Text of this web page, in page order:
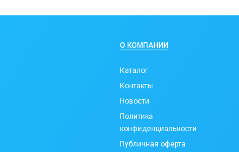
О КОМПАНИИ
Каталог
Контакты
Новости
Политика
конфиденциальности
Публичная оферта